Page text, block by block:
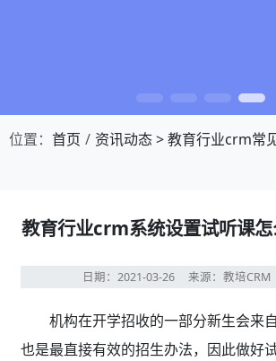
位置： 首页 资讯动态>教育行业crm常
教育行业crm系统设置试听课怎
日期：2021-03-26 来源：教培CRM
机构在开学招收的一部分新生会来
也是最直接有效的招生办法，因此做好